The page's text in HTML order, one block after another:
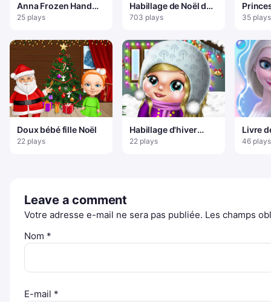
Anna Frozen Hand
Doctor: Jeux
25 plays
Habillage de Noël de
Blanche-Neige
703 plays
An
35 plays
Doux bébé fille Noël
22 plays
Habillage d'hiver
pour bébé
22 plays
Livre
pour
46 plays
Leave a comment
Votre adresse e-mail ne sera pas publiée. Les champs
Nom *
E-mail *